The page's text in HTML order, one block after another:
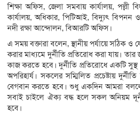
শিক্ষা অফিস, জেলা সমবায় কার্যালয়, পল্লী
কার্যালয়, অধিকার, পিটিআই, বিদ্যুৎ
নদী রক্ষা আন্দোলন, বিআরটি অফিস।
এ সময় বক্তারা বলেন, স্থানীয় পর্যায়ে সঠিক ও
করার মাধ্যমে দুর্নীতি প্রতিরোধ করা যায়।
কাজ করতে হবে। দুর্নীতি প্রতিরোধে একটি সুস্থ ও
অপরিহার্য। সকলের সম্মিলিত প্রচেষ্টায়
বেগবান করতে হবে। শুধু একদিন আমরা
সবাই চাইলে ঐক্য বদ্ধ হলে সকল অনিয়ম
হবে।